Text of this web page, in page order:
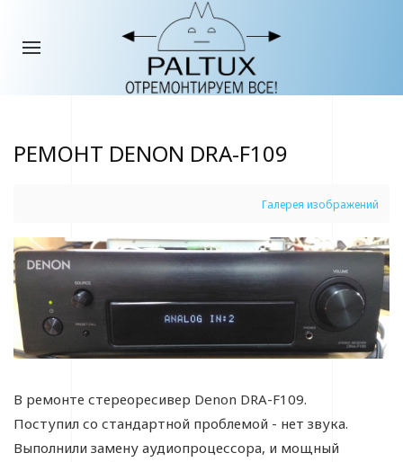
РЕМОНТ DENON DRA-F109
Галерея изображений
В ремонте стереоресивер Denon DRA-F109.
Поступил со стандартной проблемой - нет звука.
Выполнили замену аудиопроцессора, и мощный